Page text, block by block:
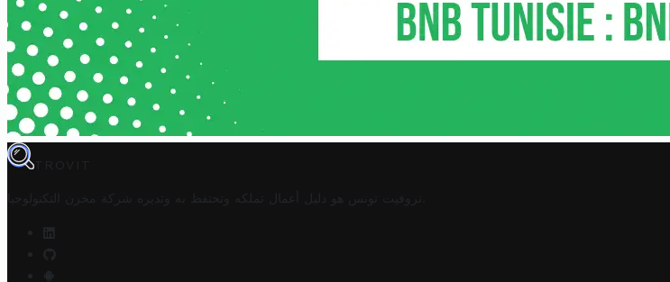
TROVIT
تروفيت تونس هو دليل أعمال تملكه وتحتفظ به وتديره شركة مخزن التكنولوجيا